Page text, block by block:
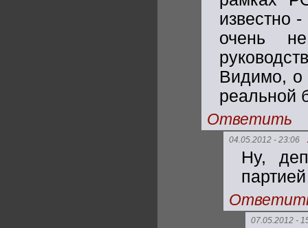
известно
очень
Видимо, о
реальной
Ответить
04.05.2012 - 23:06
Ну,
07.05.2012 -